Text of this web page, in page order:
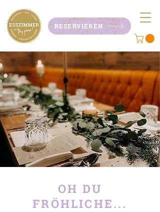
RESERVIEREN
OH DU
FRÖHLICHE...